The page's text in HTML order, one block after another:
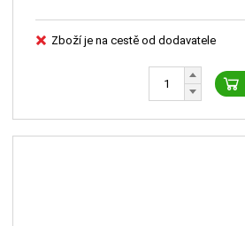
Zboží je na cestě od dodavatele